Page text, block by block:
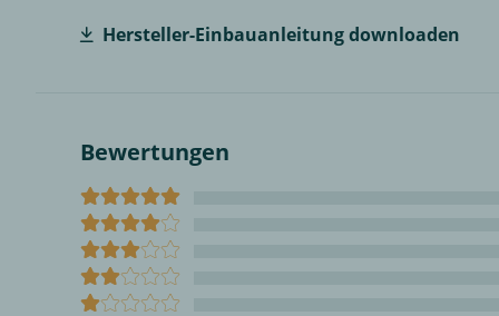
Hersteller-Einbauanleitung downloaden
Bewertungen